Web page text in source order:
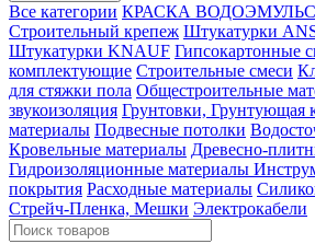
Все категории КРАСКА
Строительный крепеж Штукатурки
Штукатурки KNAUF Гипсокартонные
комплектующие Строительные смеси
для стяжки пола Общестроительные
звукоизоляция Грунтовки, Грунтующая
материалы Подвесные потолки
Кровельные материалы Древесно-
Гидроизоляционные материалы
покрытия Расходные материалы
Стрейч-Пленка, Мешки Электрокабели